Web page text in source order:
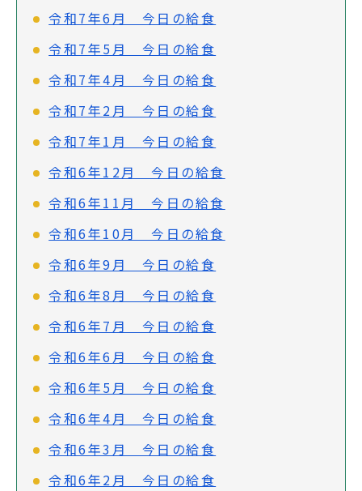
令和7年6月 今日の給食
令和7年5月 今日の給食
令和7年4月 今日の給食
令和7年2月 今日の給食
令和7年1月 今日の給食
令和6年12月 今日の給食
令和6年11月 今日の給食
令和6年10月 今日の給食
令和6年9月 今日の給食
令和6年8月 今日の給食
令和6年7月 今日の給食
令和6年6月 今日の給食
令和6年5月 今日の給食
令和6年4月 今日の給食
令和6年3月 今日の給食
令和6年2月 今日の給食